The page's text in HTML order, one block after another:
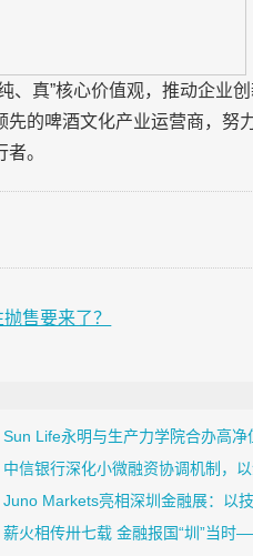
真”核心价值观，推动企业创
的啤酒文化产业运营商，努
。
售要来了？
Sun Life永明与⽣产⼒学院合办⾼净
中信银行深化小微融资协调机制，以
Juno Markets亮相深圳金融展：以技
薪火相传卅七载 金融报国“圳”当时